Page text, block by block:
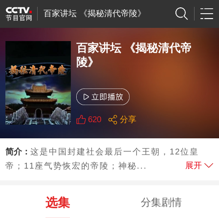
百家讲坛 《揭秘清代帝陵》
百家讲坛 《揭秘清代帝
陵》
620 分享
简介：这是中国封建社会最后一个王朝，12位皇
帝；11座气势恢宏的帝陵；神秘...
展开
选集 分集剧情